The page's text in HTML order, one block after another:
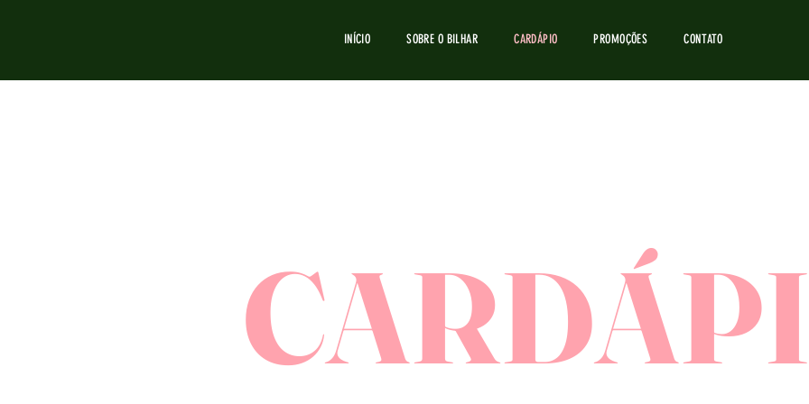
INÍCIO SOBRE O BILHAR CARDÁPIO PROMOÇÕES CONTATO